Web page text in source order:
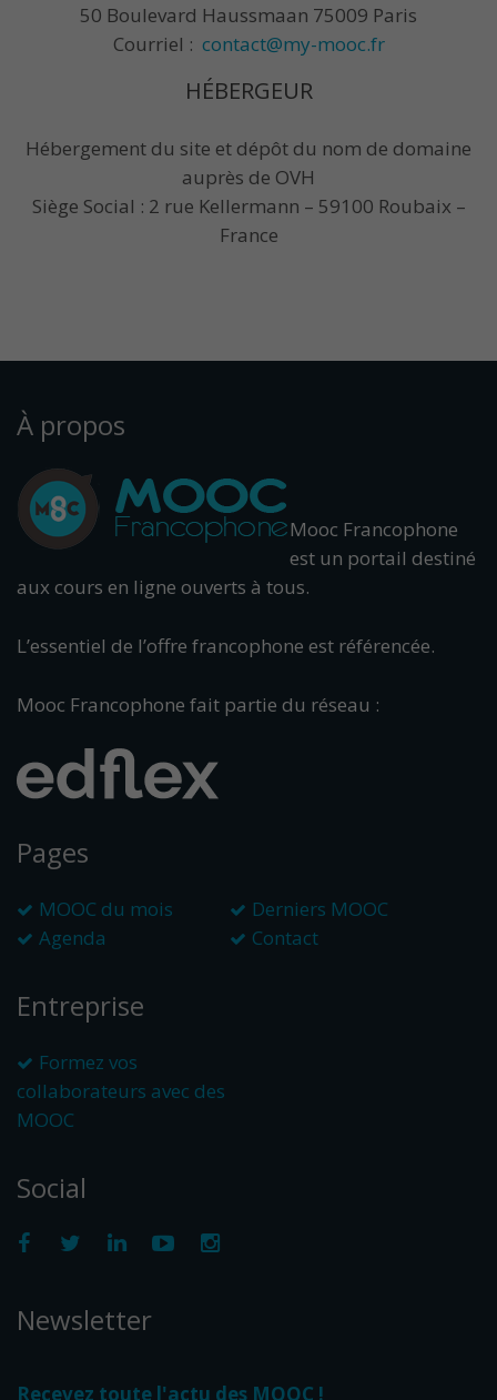
50 Boulevard Haussmaan 75009 Paris
Courriel : contact@my-mooc.fr
HÉBERGEUR
Hébergement du site et dépôt du nom de domaine
auprès de OVH
Siège Social : 2 rue Kellermann – 59100 Roubaix –
France
À propos
Mooc Francophone
est un portail destiné
aux cours en ligne ouverts à tous.
L’essentiel de l’offre francophone est référencée.
Mooc Francophone fait partie du réseau :
Pages
MOOC du mois
Derniers MOOC
Agenda
Contact
Entreprise
Formez vos
collaborateurs avec des
MOOC
Social
Newsletter
Recevez toute l'actu des MOOC !